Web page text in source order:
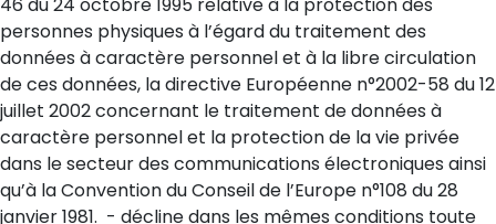
personnes physiques à l’égard du traitement des
données à caractère personnel et à la libre circulation
de ces données, la directive Européenne n°2002-58 du 12
juillet 2002 concernant le traitement de données à
caractère personnel et la protection de la vie privée
dans le secteur des communications électroniques ainsi
qu’à la Convention du Conseil de l’Europe n°108 du 28
janvier 1981. - décline dans les mêmes conditions toute